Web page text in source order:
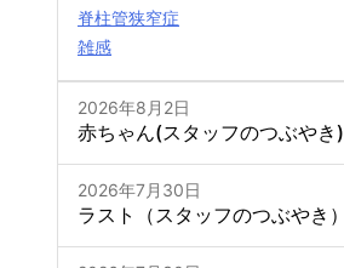
脊柱管狭窄症
雑感
2026年8月2日
赤ちゃん(スタッフのつぶやき)
2026年7月30日
ラスト（スタッフのつぶやき）